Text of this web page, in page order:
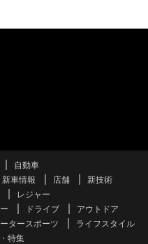
自動車
新車情報 店舗
新技術
レジャー
ドライブ
アウトドア
タースポーツ
ライフスタイル
特集